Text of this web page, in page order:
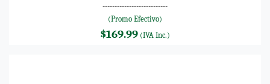
---------------------------
(Promo Efectivo)
$169.99 (IVA Inc.)